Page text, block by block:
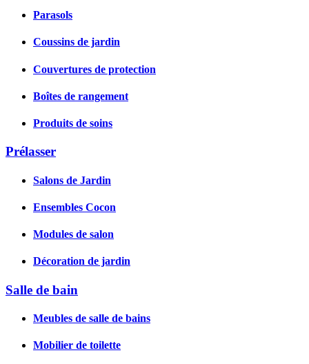
Parasols
Coussins de jardin
Couvertures de protection
Boîtes de rangement
Produits de soins
Prélasser
Salons de Jardin
Ensembles Cocon
Modules de salon
Décoration de jardin
Salle de bain
Meubles de salle de bains
Mobilier de toilette